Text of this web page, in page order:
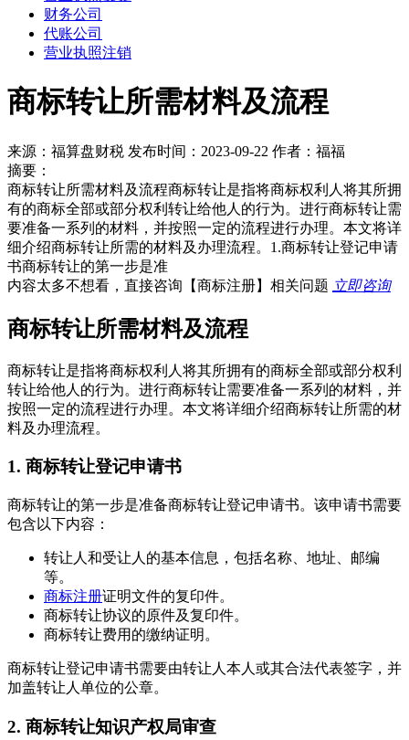
财务公司
代账公司
营业执照注销
商标转让所需材料及流程
来源：福算盘财税 发布时间：2023-09-22 作者：福福
摘要：
商标转让所需材料及流程商标转让是指将商标权利人将其所拥
有的商标全部或部分权利转让给他人的行为。进行商标转让需
要准备一系列的材料，并按照一定的流程进行办理。本文将详
细介绍商标转让所需的材料及办理流程。1.商标转让登记申请
书商标转让的第一步是准
内容太多不想看，直接咨询 【商标注册】 相关问题 立即咨询
商标转让所需材料及流程
商标转让是指将商标权利人将其所拥有的商标全部或部分权利
转让给他人的行为。进行商标转让需要准备一系列的材料，并
按照一定的流程进行办理。本文将详细介绍商标转让所需的材
料及办理流程。
1. 商标转让登记申请书
商标转让的第一步是准备商标转让登记申请书。该申请书需要
包含以下内容：
转让人和受让人的基本信息，包括名称、地址、邮编
等。
商标注册证明文件的复印件。
商标转让协议的原件及复印件。
商标转让费用的缴纳证明。
商标转让登记申请书需要由转让人本人或其合法代表签字，并
加盖转让人单位的公章。
2. 商标转让知识产权局审查